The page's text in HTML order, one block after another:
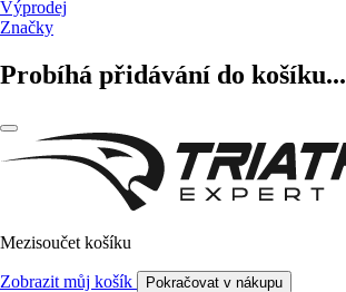
Výprodej
Značky
Probíhá přidávání do košíku...
Mezisoučet košíku
Zobrazit můj košík Pokračovat v nákupu